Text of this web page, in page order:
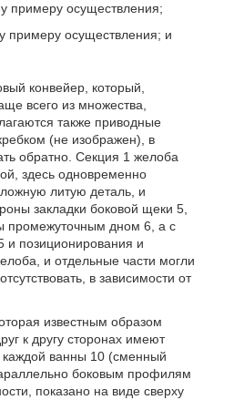
примеру осуществления;
примеру осуществления; и
конвейер, который,
всего из множества,
также приводные
(не изображен), в
обратно. Секция 1 желоба
здесь одновременно
литую деталь, и
закладки боковой щеки 5,
промежуточным дном 6, а с
и позиционирования и
и отдельные части могли
в зависимости от
известным образом
к другу сторонах имеют
каждой ванны 10 (сменный
боковым профилям
показано на виде сверху